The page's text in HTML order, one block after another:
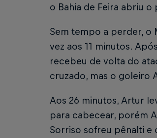
o Bahia de Feira abriu
Sem tempo a perder, o
vez aos 11 minutos.
recebeu de volta do
cruzado, mas o goleiro
Aos 26 minutos, Artur
para cabecear, porém
Sorriso sofreu pênalti e